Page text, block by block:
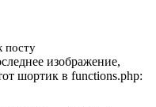
посту
изображение,
шортик в functions.php: